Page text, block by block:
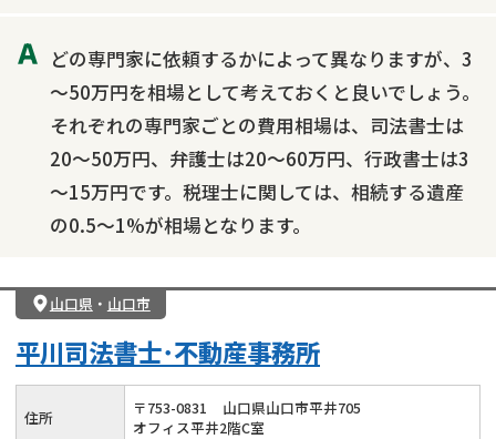
どの専門家に依頼するかによって異なりますが、3
～50万円を相場として考えておくと良いでしょう。
それぞれの専門家ごとの費用相場は、司法書士は
20～50万円、弁護士は20～60万円、行政書士は3
～15万円です。税理士に関しては、相続する遺産
の0.5～1%が相場となります。
山口県 ・ 山口市
平川司法書士･不動産事務所
住所 〒753-0831
山口県山口市平井705
オフィス平井2階C室